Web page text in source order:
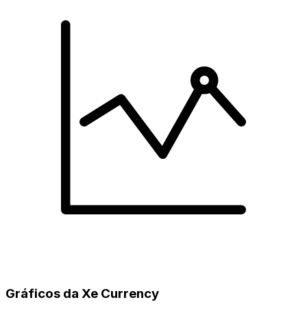
Gráficos da Xe Currency